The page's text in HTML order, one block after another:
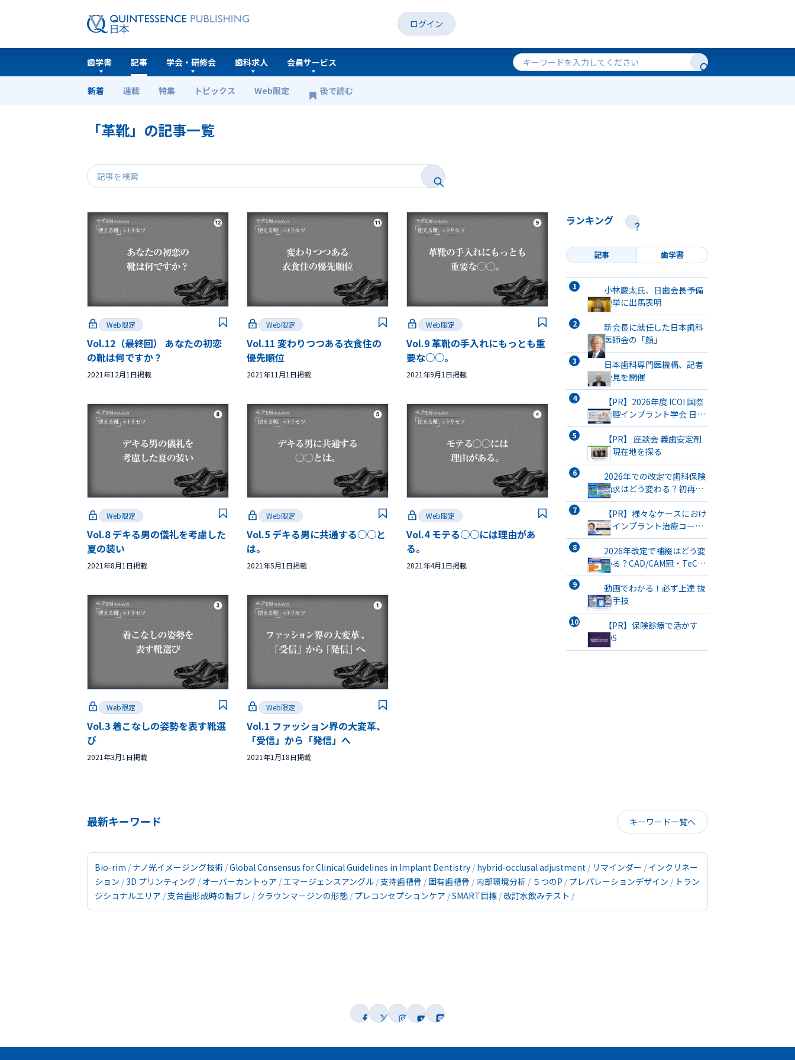
ログイン
歯学書 記事
新着 連載 特集 トピックス Web限定 後で読む
学会・研修会 歯科求人 会員サービス
ホーム 記事
「革靴」の記事一覧
Web限定
Vol.12（最終回） あなたの初恋
の靴は何ですか？
2021年12月1日掲載
Web限定
Vol.11 変わりつつある衣食住の
優先順位
2021年11月1日掲載
Web限定
Vol.9 革靴の手入れにもっとも重
要な○○。
2021年9月1日掲載
Web限定
Vol.8 デキる男の儀礼を考慮した
夏の装い
2021年8月1日掲載
Web限定
Vol.5 デキる男に共通する○○と
は。
2021年5月1日掲載
Web限定
Vol.4 モテる○○には理由があ
る。
2021年4月1日掲載
Web限定
Vol.3 着こなしの姿勢を表す靴選
び
2021年3月1日掲載
Web限定
Vol.1 ファッション界の大変革、
「受信」から「発信」へ
2021年1月18日掲載
ランキング
記事 歯学書
小林慶太氏、日歯会長予備
選挙に出馬表明
新会長に就任した日本歯科
医師会の「顔」
日本歯科専門医機構、記者
会見を開催
【PR】2026年度 ICOI 国際
口腔インプラント学会 日本
支部総会・学術大会開催
【PR】 座談会 義歯安定剤
の現在地を探る
2026年での改定で歯科保険
請求はどう変わる？初再
診・医療DX・歯管・口腔機
能・SPTまで徹底解説
【PR】様々なケースにおけ
るインプラント治療コース
開催
2026年改定で補綴はどう変
わる？CAD/CAM冠・TeC・
義管／歯リハ1・チタンブリ
ッジ・3次元プリント有床義
歯まで詳解
動画でわかる！必ず上達 抜
歯手技
【PR】保険診療で活かす
IOS
最新キーワード キーワード一覧へ
Bio-rim ナノ光イメージング技術 Global Consensus for Clinical Guidelines in Implant Dentistry hybrid-occlusal adjustment リマインダー
インクリネー
ション 3D プリンティング オーバーカントゥア エマージェンスアングル 支持歯槽骨 固有歯槽骨 内部環境分析 ５つのP プレパレーションデザイン
トラン
ジショナルエリア 支台歯形成時の軸ブレ クラウンマージンの形態 プレコンセプションケア SMART目標 改訂水飲みテスト